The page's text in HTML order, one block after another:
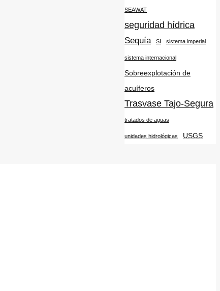
SEAWAT
seguridad hídrica
Sequía SI sistema imperial
sistema internacional
Sobreexplotación de
acuíferos
Trasvase Tajo-Segura
tratados de aguas
unidades hidrológicas USGS